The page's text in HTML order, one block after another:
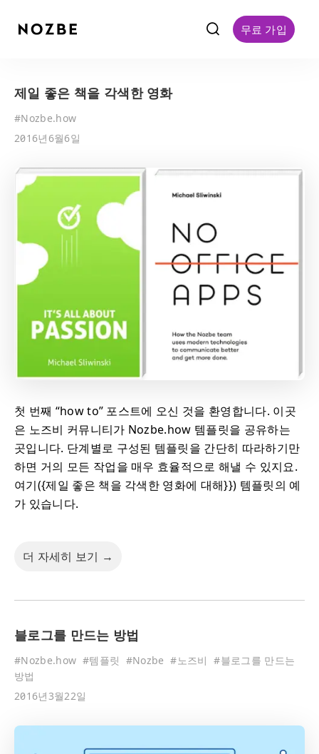
f 무료 가입
제일 좋은 책을 각색한 영화
#Nozbe.how
2016년6월6일
첫 번째 “how to” 포스트에 오신 것을 환영합니다. 이곳
은 노즈비 커뮤니티가 Nozbe.how 템플릿을 공유하는
곳입니다. 단계별로 구성된 템플릿을 간단히 따라하기만
하면 거의 모든 작업을 매우 효율적으로 해낼 수 있지요.
여기({제일 좋은 책을 각색한 영화에 대해}}) 템플릿의 예
가 있습니다.
더 자세히 보기 →
블로그를 만드는 방법
#Nozbe.how #템플릿 #Nozbe #노즈비 #블로그를 만드는
방법
2016년3월22일